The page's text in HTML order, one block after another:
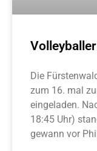
Die
zum 16. mal
eingeladen.
18:45 Uhr)
gewann vor